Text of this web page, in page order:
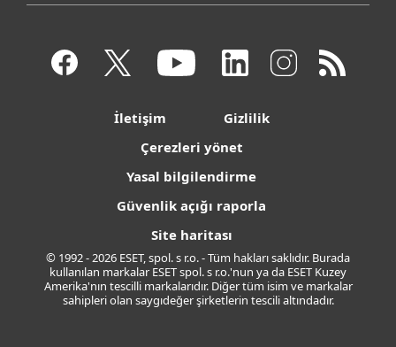
İletişim
Gizlilik
Çerezleri yönet
Yasal bilgilendirme
Güvenlik açığı raporla
Site haritası
© 1992 - 2026 ESET, spol. s r.o. - Tüm hakları saklıdır. Burada
kullanılan markalar ESET spol. s r.o.'nun ya da ESET Kuzey
Amerika'nın tescilli markalarıdır. Diğer tüm isim ve markalar
sahipleri olan saygıdeğer şirketlerin tescili altındadır.